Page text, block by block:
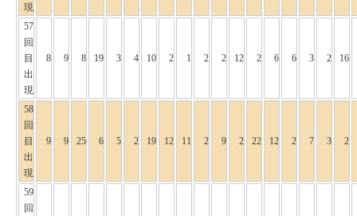
現
57
回
目
出
現
8 9 8 19 3 4 10 2 1 2 2 12 2 6 6 3 2 16
58
回
目
出
現
9 9 25 6 5 2 19 12 11 2 9 2 22 12 2 7 3 2
59
回